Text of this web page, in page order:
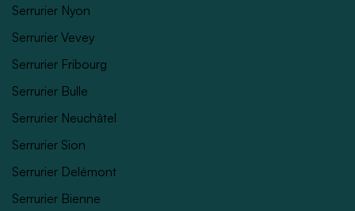
Serrurier Nyon
Serrurier Vevey
Serrurier Fribourg
Serrurier Bulle
Serrurier Neuchâtel
Serrurier Sion
Serrurier Delémont
Serrurier Bienne